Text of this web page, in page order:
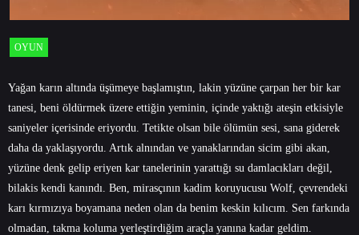
OYUN
Yağan karın altında üşümeye başlamıştın, lakin yüzüne çarpan her bir kar
tanesi, beni öldürmek üzere ettiğin yeminin, içinde yaktığı ateşin etkisiyle
saniyeler içerisinde eriyordu. Tetikte olsan bile ölümün sesi, sana giderek
daha da yaklaşıyordu. Artık alnından ve yanaklarından sicim gibi akan,
yüzüne denk gelip eriyen kar tanelerinin yarattığı su damlacıkları değil,
bilakis kendi kanındı. Ben, mirasçının kadim koruyucusu Wolf, çevrendeki
karı kırmızıya boyamana neden olan da benim keskin kılıcım. Sen farkında
olmadan, takma koluma yerleştirdiğim araçla yanına kadar geldim.